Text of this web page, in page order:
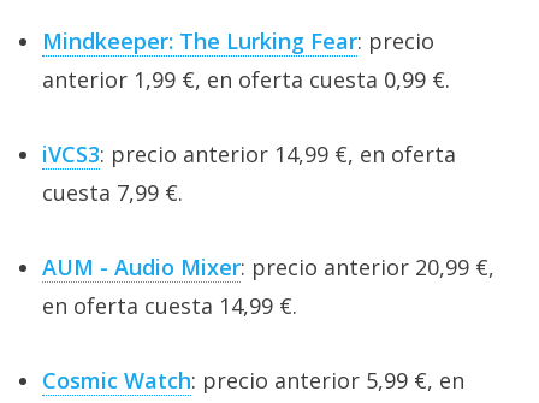
Mindkeeper: The Lurking Fear: precio
anterior 1,99 €, en oferta cuesta 0,99 €.
iVCS3: precio anterior 14,99 €, en oferta
cuesta 7,99 €.
AUM - Audio Mixer: precio anterior 20,99 €,
en oferta cuesta 14,99 €.
Cosmic Watch: precio anterior 5,99 €, en